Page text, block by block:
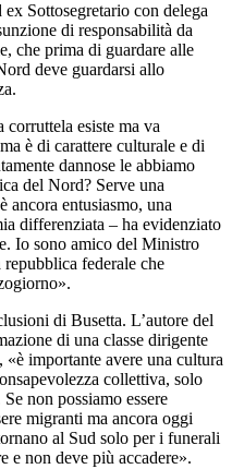
Sottosegretario con delega
di responsabilità da
che prima di guardare alle
deve guardarsi allo
corruttela esiste ma va
è di carattere culturale e di
dannose le abbiamo
del Nord? Serve una
ancora entusiasmo, una
differenziata – ha evidenziato
Io sono amico del Ministro
federale che
di Busetta. L’autore del
di una classe dirigente
«è importante avere una cultura
collettiva, solo
non possiamo essere
migranti ma ancora oggi
al Sud solo per i funerali
e non deve più accadere».